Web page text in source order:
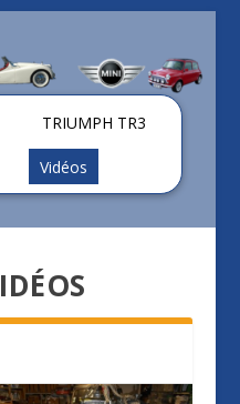
TRIUMPH TR3
Vidéos